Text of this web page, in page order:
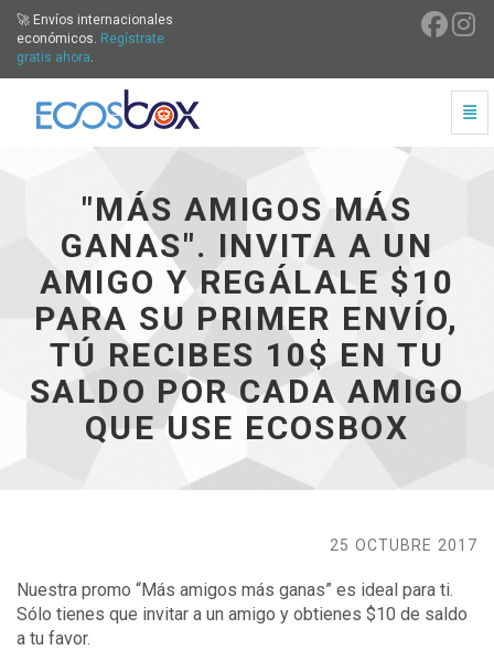
🚀 Envíos internacionales
económicos. Regístrate
gratis ahora.
"Más amigos más ganas". Invita a un amigo y
"MÁS AMIGOS MÁS
GANAS". INVITA A UN
AMIGO Y REGÁLALE $10
PARA SU PRIMER ENVÍO,
TÚ RECIBES 10$ EN TU
SALDO POR CADA AMIGO
QUE USE ECOSBOX
25 OCTUBRE 2017
Nuestra promo “Más amigos más ganas” es ideal para ti.
Sólo tienes que invitar a un amigo y obtienes $10 de saldo
a tu favor.